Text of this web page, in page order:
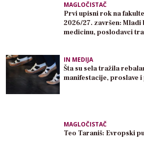
MAGLOČISTAČ
Prvi upisni rok na
2026/27. završen:
medicinu, poslodavci
IN MEDIJA
Šta su sela tražila
manifestacije, proslave
MAGLOČISTAČ
Teo Taraniš: Evropski